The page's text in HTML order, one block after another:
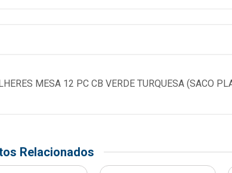
MESA 12 PC CB VERDE TURQUESA (SACO
Relacionados